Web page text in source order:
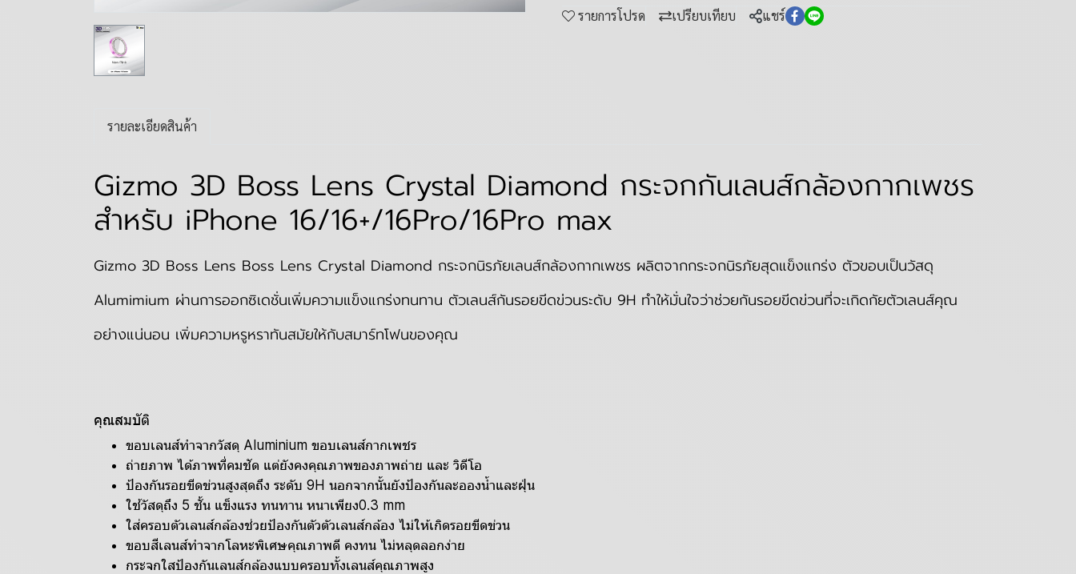
รายการโปรด เปรียบเทียบ แชร์
รายละเอียดสินค้า
Gizmo 3D Boss Lens Crystal Diamond กระจกกันเลนส์กล้องกากเพชร
สำหรับ iPhone 16/16+/16Pro/16Pro max
Gizmo 3D Boss Lens Boss Lens Crystal Diamond กระจกนิรภัยเลนส์กล้องกากเพชร ผลิตจากกระจกนิรภัยสุดแข็งแกร่ง ตัวขอบเป็นวัสดุ
Alumimium ผ่านการออกซิเดชั่นเพิ่มความแข็งแกร่งทนทาน ตัวเลนส์กันรอยขีดข่วนระดับ 9H ทำให้มั่นใจว่าช่วยกันรอยขีดข่วนที่จะเกิดกัยตัวเลนส์คุณ
อย่างแน่นอน เพิ่มความหรูหราทันสมัยให้กับสมาร์ทโฟนของคุณ
คุณสมบัติ
ขอบเลนส์ทำจากวัสดุ Aluminium ขอบเลนส์กากเพชร
ถ่ายภาพ ได้ภาพที่คมชัด แต่ยังคงคุณภาพของภาพถ่าย และ วิดีโอ
ป้องกันรอยขีดข่วนสูงสุดถึง ระดับ 9H นอกจากนั้นยังป้องกันละอองน้ำและฝุ่น
ใช้วัสดุถึง 5 ชั้น แข็งแรง ทนทาน หนาเพียง0.3 mm
ใส่ครอบตัวเลนส์กล้องช่วยป้องกันตัวตัวเลนส์กล้อง ไม่ให้เกิดรอยขีดข่วน
ขอบสีเลนส์ทำจากโลหะพิเศษคุณภาพดี คงทน ไม่หลุดลอกง่าย
กระจกใสป้องกันเลนส์กล้องแบบครอบทั้งเลนส์คุณภาพสูง